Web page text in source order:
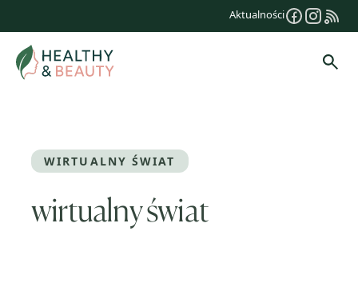
treści
Aktualności
WIRTUALNY ŚWIAT
wirtualny świat